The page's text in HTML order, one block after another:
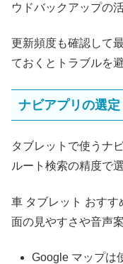
ウドバックアップの
更新頻度も確認して
ておくとトラブルを
ナビアプリの選定
タブレットで使うナ
ルート検索の精度で
車 タブレット おす
面の見やすさや音声
Google マップは